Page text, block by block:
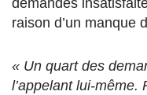
demandes
raison d’un manque
« Un quart des
l’appelant lui-même.